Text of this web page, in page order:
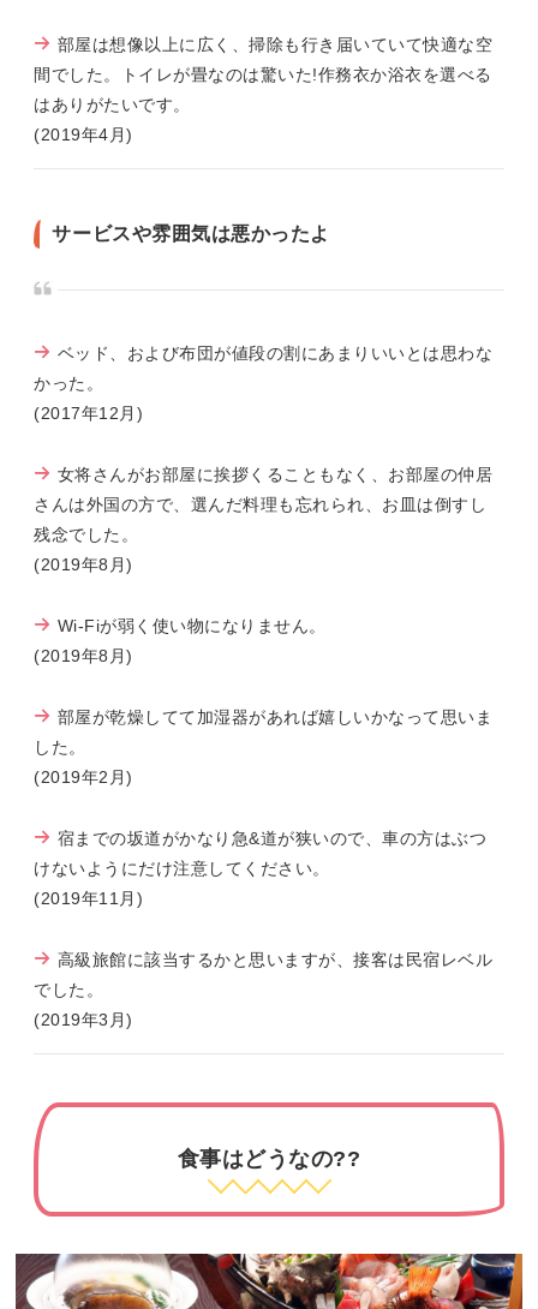
部屋は想像以上に広く、掃除も行き届いていて快適な空
間でした。トイレが畳なのは驚いた!作務衣か浴衣を選べる
はありがたいです。
(2019年4月)
サービスや雰囲気は悪かったよ
ベッド、および布団が値段の割にあまりいいとは思わな
かった。
(2017年12月)
女将さんがお部屋に挨拶くることもなく、お部屋の仲居
さんは外国の方で、選んだ料理も忘れられ、お皿は倒すし
残念でした。
(2019年8月)
Wi-Fiが弱く使い物になりません。
(2019年8月)
部屋が乾燥してて加湿器があれば嬉しいかなって思いま
した。
(2019年2月)
宿までの坂道がかなり急&道が狭いので、車の方はぶつ
けないようにだけ注意してください。
(2019年11月)
高級旅館に該当するかと思いますが、接客は民宿レベル
でした。
(2019年3月)
食事はどうなの??